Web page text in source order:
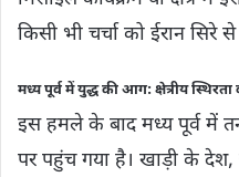
किसी भी चर्चा को ईरान सिरे
मध्य पूर्व में युद्ध की आग: क्षेत्रीय
इस हमले के बाद मध्य पूर्व में
पर पहुंच गया है। खाड़ी के देश,